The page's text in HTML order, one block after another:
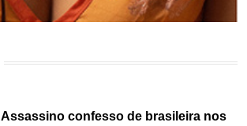
Assassino confesso de brasileira nos